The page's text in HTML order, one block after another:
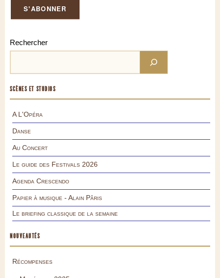
Rechercher
SCÈNES ET STUDIOS
A L'Opéra
Danse
Au Concert
Le guide des Festivals 2026
Agenda Crescendo
Papier à musique - Alain Pâris
Le briefing classique de la semaine
NOUVEAUTÉS
Récompenses